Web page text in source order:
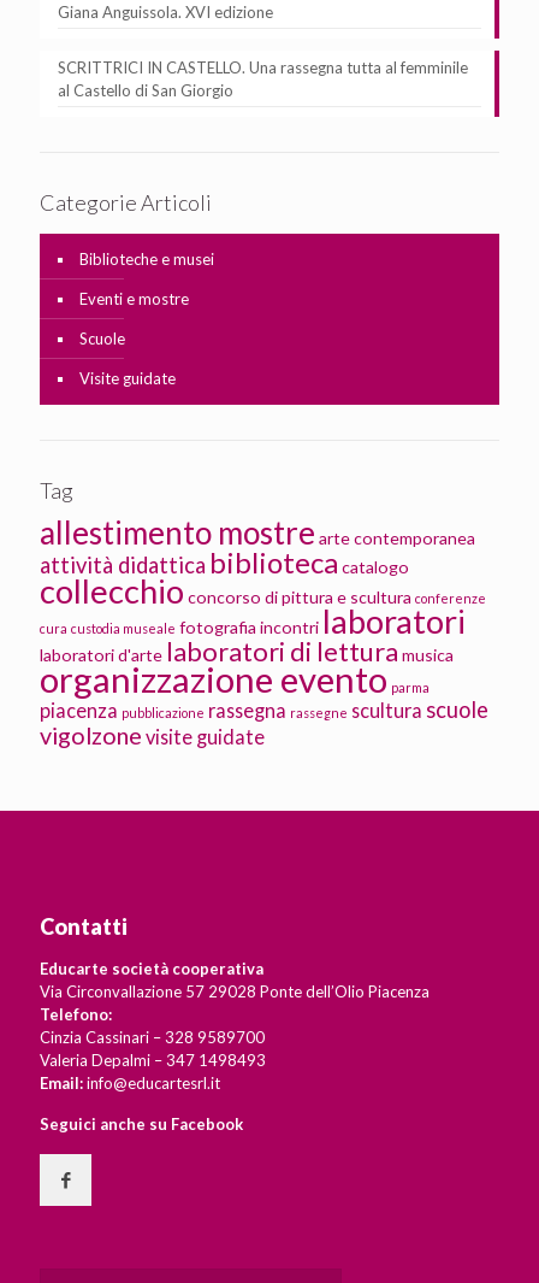
Giana Anguissola. XVI edizione
SCRITTRICI IN CASTELLO. Una rassegna tutta al femminile
al Castello di San Giorgio
Categorie Articoli
Biblioteche e musei
Eventi e mostre
Scuole
Visite guidate
Tag
allestimento mostre arte contemporanea
attività didattica biblioteca catalogo
collecchio concorso di pittura e scultura conferenze
cura custodia museale fotografia incontri laboratori
laboratori d'arte laboratori di lettura musica
organizzazione evento parma
piacenza pubblicazione rassegna rassegne scultura scuole
vigolzone visite guidate
Contatti
Educarte società cooperativa
Via Circonvallazione 57 29028 Ponte dell’Olio Piacenza
Telefono:
Cinzia Cassinari – 328 9589700
Valeria Depalmi – 347 1498493
Email:info@educartesrl.it
Seguici anche su Facebook